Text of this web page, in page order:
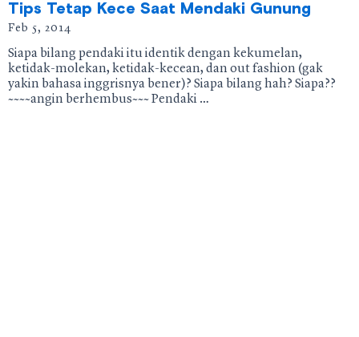
Tips Tetap Kece Saat Mendaki Gunung
Feb 5, 2014
Siapa bilang pendaki itu identik dengan kekumelan,
ketidak-molekan, ketidak-kecean, dan out fashion (gak
yakin bahasa inggrisnya bener)? Siapa bilang hah? Siapa??
~~~~angin berhembus~~~ Pendaki …